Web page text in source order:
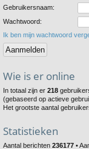
Gebruikersnaam:
Wachtwoord:
Ik ben mijn wachtwoord
Wie is er online
In totaal zijn er 218
(gebaseerd op actieve
Het grootste aantal
Statistieken
Aantal berichten 236177 •